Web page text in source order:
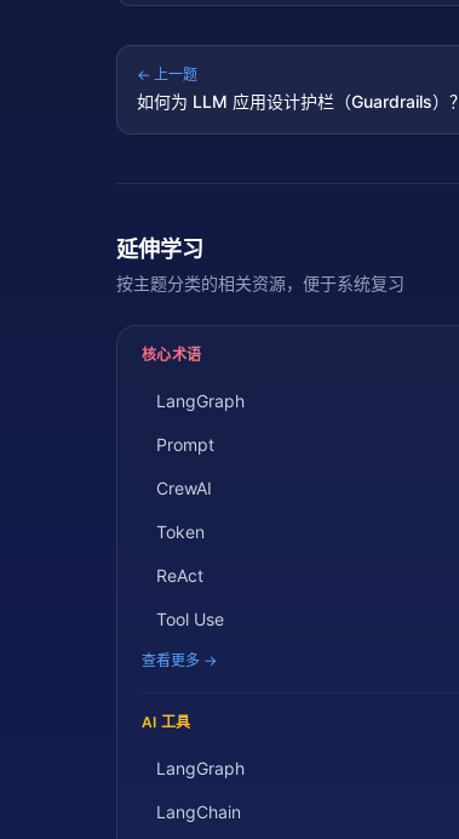
← 上一题
如何为 LLM 应用设计护栏（Guardrails）？
延伸学习
按主题分类的相关资源，便于系统复习
核心术语
LangGraph
Prompt
CrewAI
Token
ReAct
Tool Use
查看更多 →
AI 工具
LangGraph
LangChain